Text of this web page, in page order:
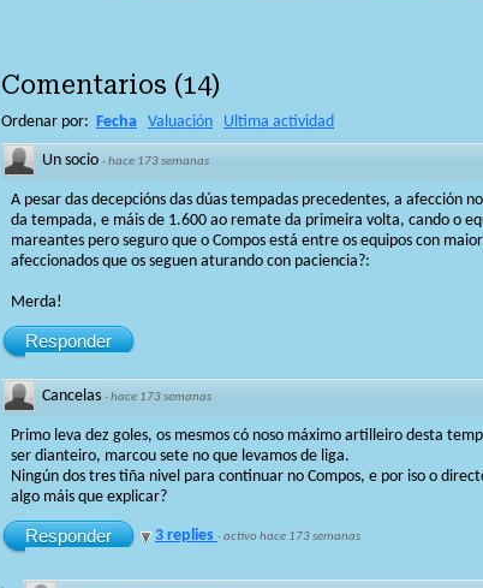
Comentarios (14)
Ordenar por: Fecha Valuación Ultima actividad
Un socio ·hace 173 semanas
A pesar das decepcións das dúas tempadas precedentes, a afección
da tempada, e máis de 1.600 ao remate da primeira volta, cando o
mareantes pero seguro que o Compos está entre os equipos con
afeccionados que os seguen aturando con paciencia?:
Merda!
Responder
Cancelas ·hace 173 semanas
Primo leva dez goles, os mesmos có noso máximo artilleiro desta
ser dianteiro, marcou sete no que levamos de liga.
Ningún dos tres tiña nivel para continuar no Compos, e por iso o
algo máis que explicar?
Responder 3 replies ·activo hace 173 semanas